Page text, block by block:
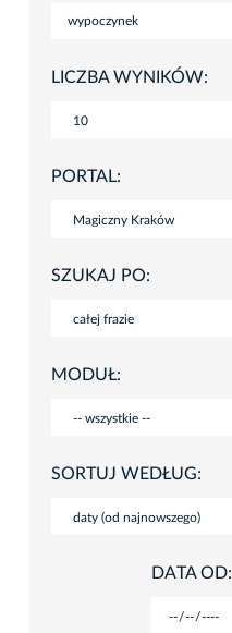
LICZBA WYNIKÓW:
PORTAL:
SZUKAJ PO:
MODUŁ:
SORTUJ WEDŁUG:
DATA OD: